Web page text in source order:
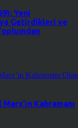
Yeni
Getirdikleri ve
Kahramanı